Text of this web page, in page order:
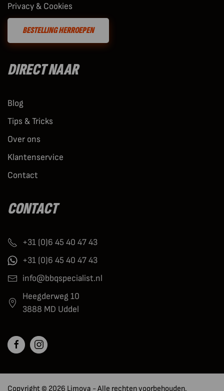
Privacy & Cookies
BESTELLING HERROEPEN
DIRECT NAAR
Blog
Tips & Tricks
Over ons
Klantenservice
Contact
CONTACT
+31 (0)6 45 40 47 43
+31 (0)6 45 40 47 43
info@bbqspecialist.nl
Heegderweg 10
3888 MD Uddel
Copyright © 2026 Limova - Alle rechten voorbehouden.